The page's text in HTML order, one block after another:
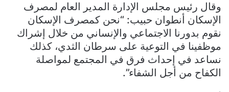
وقال رئيس مجلس الإدارة المدير العام لمصرف
الإسكان أنطوان حبيب: “نحن كمصرف الإسكان
نقوم بدورنا الاجتماعي والإنساني من خلال إشراك
موظفينا في التوعية على سرطان الثدي، كذلك
نساعد في إحداث فرق في المجتمع لمواصلة
الكفاح من أجل الشفاء”.